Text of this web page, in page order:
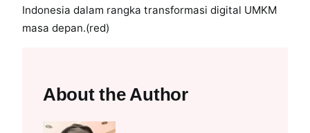
Indonesia dalam rangka transformasi digital UMKM
masa depan.(red)
About the Author